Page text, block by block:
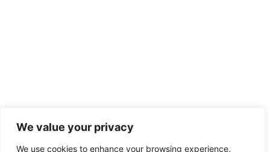
We value your privacy
We use cookies to enhance your browsing experience,